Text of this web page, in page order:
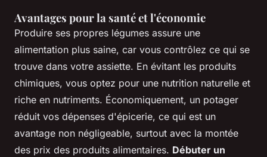
Avantages pour la santé et l'économie
Produire ses propres légumes assure une
alimentation plus saine, car vous contrôlez ce qui se
trouve dans votre assiette. En évitant les produits
chimiques, vous optez pour une nutrition naturelle et
riche en nutriments. Économiquement, un potager
réduit vos dépenses d'épicerie, ce qui est un
avantage non négligeable, surtout avec la montée
des prix des produits alimentaires. Débuter un